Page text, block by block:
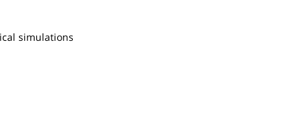
simulations